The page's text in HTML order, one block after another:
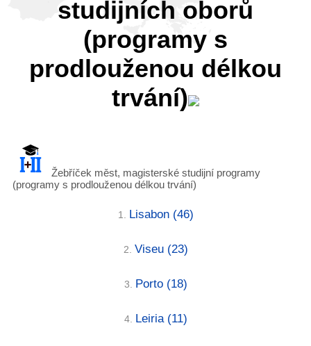
studijních oborů
(programy s
prodlouženou délkou
trvání)
Žebříček měst, magisterské studijní programy
(programy s prodlouženou délkou trvání)
1. Lisabon (46)
2. Viseu (23)
3. Porto (18)
4. Leiria (11)